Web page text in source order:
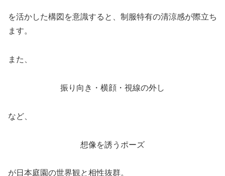
を活かした構図を意識すると、制服特有の清涼感が際立ち
ます。
また、
振り向き・横顔・視線の外し
など、
想像を誘うポーズ
が日本庭園の世界観と相性抜群。